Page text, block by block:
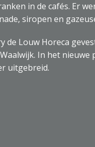
in de cafés. Er
siropen en
de Louw Horeca
In het nieuwe
uitgebreid.